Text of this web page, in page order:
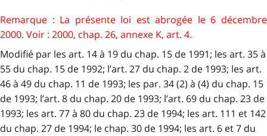
Remarque : La présente loi est abrogée le 6 décembre
2000. Voir : 2000, chap. 26, annexe K, art. 4.
Modifié par les art. 14 à 19 du chap. 15 de 1991; les art. 35 à
55 du chap. 15 de 1992; l’art. 27 du chap. 2 de 1993; les art.
46 à 49 du chap. 11 de 1993; les par. 34 (2) à (4) du chap. 15
de 1993; l’art. 8 du chap. 20 de 1993; l’art. 69 du chap. 23 de
1993; les art. 77 à 80 du chap. 23 de 1994; les art. 111 et 142
du chap. 27 de 1994; le chap. 30 de 1994; les art. 6 et 7 du